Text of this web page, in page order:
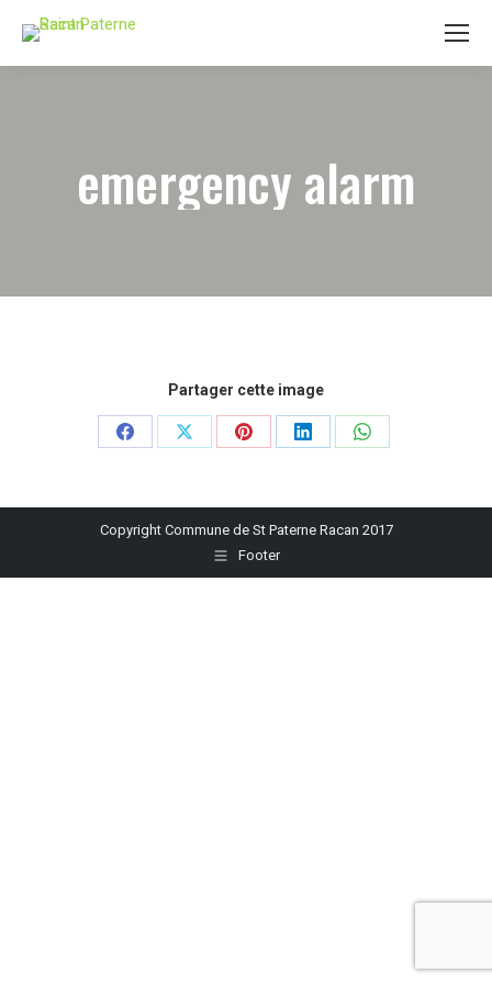
emergency alarm
Partager cette image
Partager
Facebook
Partager
X
Partager
Pinterest
Partager
LinkedIn
Partager
WhatsApp
Copyright Commune de St Paterne Racan 2017
Footer